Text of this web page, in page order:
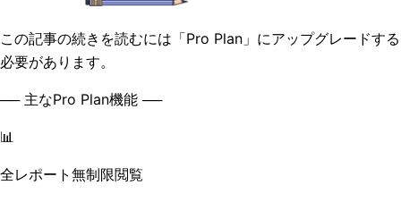
この記事の続きを読むには「Pro Plan」にアップグレードする
必要があります。
── 主なPro Plan機能 ──
📊
全レポート無制限閲覧